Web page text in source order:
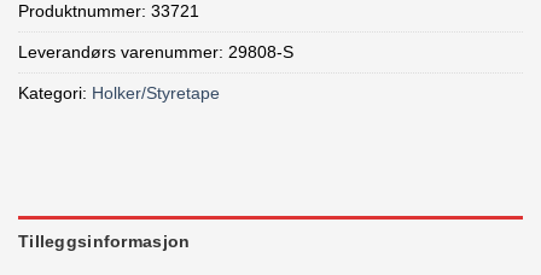
Produktnummer: 33721
Leverandørs varenummer: 29808-S
Kategori: Holker/Styretape
Tilleggsinformasjon